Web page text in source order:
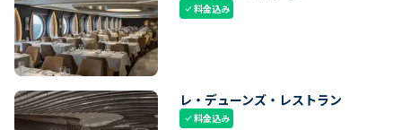
check料金込み
レ・デューンズ・レストラン
check料金込み